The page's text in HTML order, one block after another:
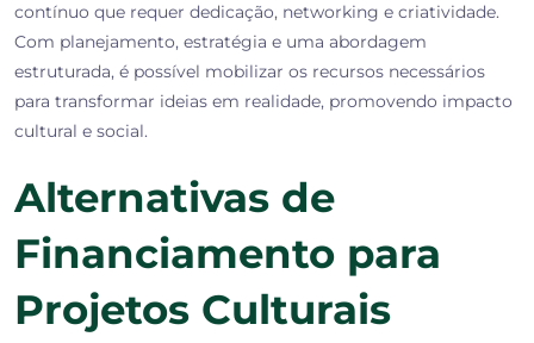
contínuo que requer dedicação, networking e criatividade.
Com planejamento, estratégia e uma abordagem
estruturada, é possível mobilizar os recursos necessários
para transformar ideias em realidade, promovendo impacto
cultural e social.
Alternativas de
Financiamento para
Projetos Culturais